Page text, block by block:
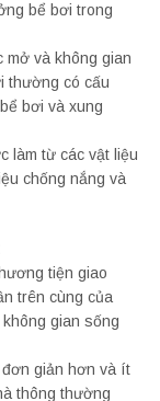
bể bơi trong
mở và không gian
thường có cấu
bơi và xung
làm từ các vật liệu
chống nắng và
tiện giao
trên cùng của
gian sống
giản hơn và ít
thông thường